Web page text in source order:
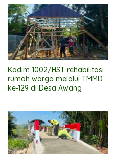
Kodim 1002/HST rehabilitasi
rumah warga melalui TMMD
ke-129 di Desa Awang